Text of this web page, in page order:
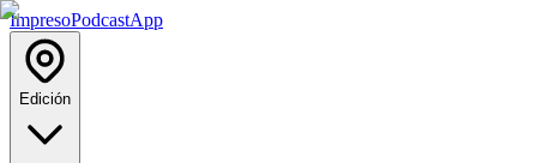
ImpresoPodcastApp
Edición